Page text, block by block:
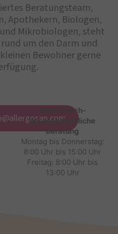
Beratungsteam,
Apothekern, Biologen,
Mikrobiologen, steht
um den Darm und
Bewohner gerne
Medizinisch-
wissenschaftliche
Beratung
Montag bis Donnerstag:
8:00 Uhr bis 15:00 Uhr
Freitag: 8:00 Uhr bis
13:00 Uhr